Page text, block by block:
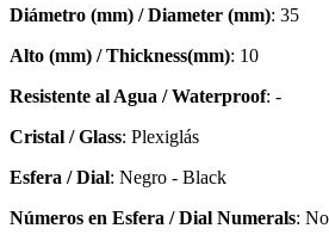
Diámetro (mm) / Diameter (mm): 35
Alto (mm) / Thickness(mm): 10
Resistente al Agua / Waterproof: -
Cristal / Glass: Plexiglás
Esfera / Dial: Negro - Black
Números en Esfera / Dial Numerals: No